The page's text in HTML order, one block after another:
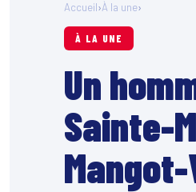
Accueil›À la une›
À LA UNE
Un
Sainte-